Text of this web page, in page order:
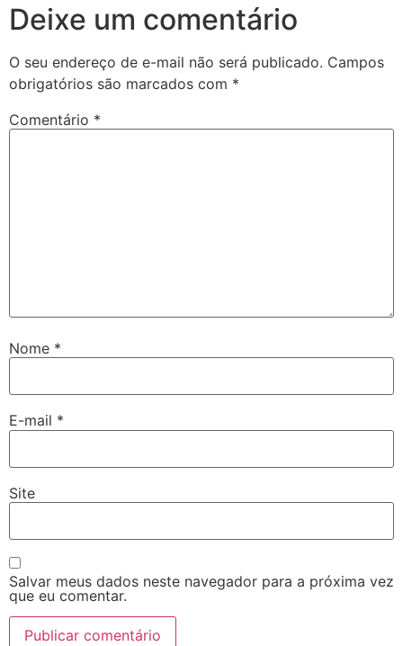
Deixe um comentário
O seu endereço de e-mail não será publicado. Campos
obrigatórios são marcados com *
Comentário *
Nome *
E-mail *
Site
Salvar meus dados neste navegador para a próxima vez
que eu comentar.